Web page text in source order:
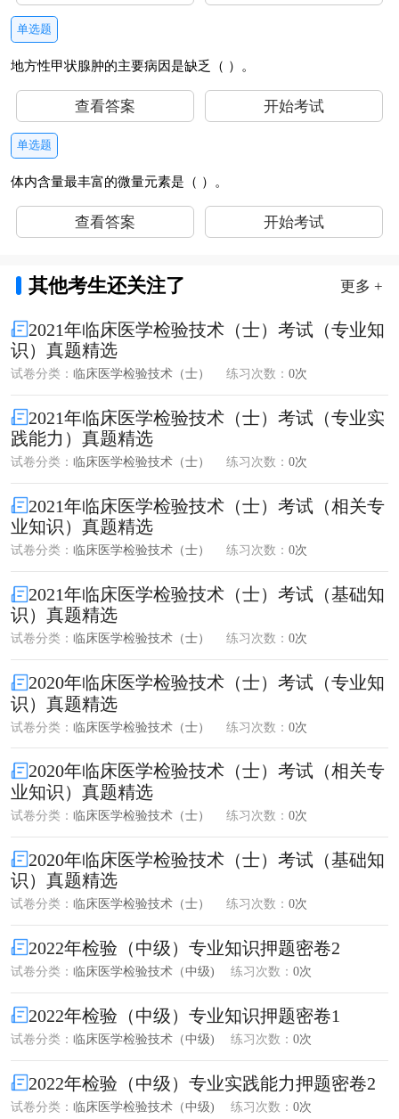
单选题
地方性甲状腺肿的主要病因是缺乏（ ）。
查看答案 开始考试
单选题
体内含量最丰富的微量元素是（ ）。
查看答案 开始考试
其他考生还关注了 更多 +
2021年临床医学检验技术（士）考试（专业知
识）真题精选
试卷分类： 临床医学检验技术（士） 练习次数： 0次
2021年临床医学检验技术（士）考试（专业实
践能力）真题精选
试卷分类： 临床医学检验技术（士） 练习次数： 0次
2021年临床医学检验技术（士）考试（相关专
业知识）真题精选
试卷分类： 临床医学检验技术（士） 练习次数： 0次
2021年临床医学检验技术（士）考试（基础知
识）真题精选
试卷分类： 临床医学检验技术（士） 练习次数： 0次
2020年临床医学检验技术（士）考试（专业知
识）真题精选
试卷分类： 临床医学检验技术（士） 练习次数： 0次
2020年临床医学检验技术（士）考试（相关专
业知识）真题精选
试卷分类： 临床医学检验技术（士） 练习次数： 0次
2020年临床医学检验技术（士）考试（基础知
识）真题精选
试卷分类： 临床医学检验技术（士） 练习次数： 0次
2022年检验（中级）专业知识押题密卷2
试卷分类： 临床医学检验技术（中级) 练习次数： 0次
2022年检验（中级）专业知识押题密卷1
试卷分类： 临床医学检验技术（中级) 练习次数： 0次
2022年检验（中级）专业实践能力押题密卷2
试卷分类： 临床医学检验技术（中级) 练习次数： 0次